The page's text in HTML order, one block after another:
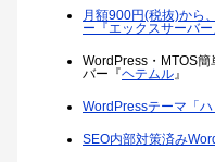
月額900円(税抜)から
ー『エックスサーバー
WordPress・MTOS
バー『ヘテムル』
WordPressテーマ「ハ
SEO内部対策済み